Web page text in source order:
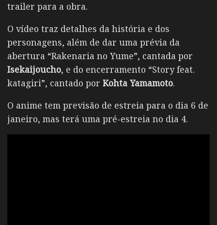
trailer para a obra.
O vídeo traz detalhes da história e dos
personagens, além de dar uma prévia da
abertura “Rakenaria no Yume”, cantada por
Isekaijoucho, e do encerramento “Story feat.
katagiri”, cantado por Kohta Yamamoto.
O anime tem previsão de estreia para o dia 6 de
janeiro, mas terá uma pré-estreia no dia 4.